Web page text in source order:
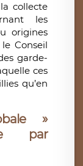
collecte
les
origines
Conseil
garde-
ces
qu’en
»
par